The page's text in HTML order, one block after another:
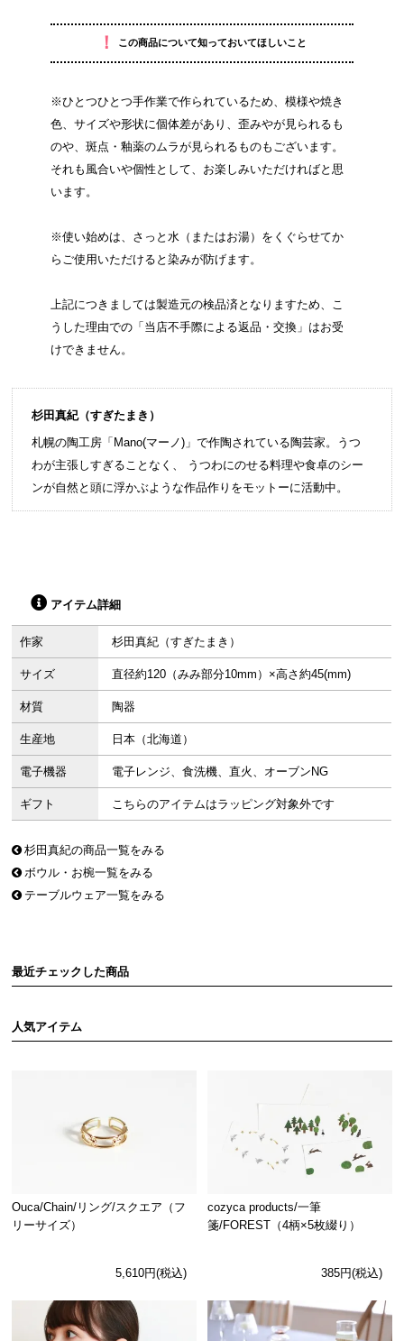
！ この商品について知っておいてほしいこと
※ひとつひとつ手作業で作られているため、模様や焼き
色、サイズや形状に個体差があり、歪みやが見られるも
のや、斑点・釉薬のムラが見られるものもございます。
それも風合いや個性として、お楽しみいただければと思
います。
※使い始めは、さっと水（またはお湯）をくぐらせてか
らご使用いただけると染みが防げます。
上記につきましては製造元の検品済となりますため、こ
うした理由での「当店不手際による返品・交換」はお受
けできません。
杉田真紀（すぎたまき）
札幌の陶工房「Mano(マーノ)」で作陶されている陶芸家。うつ
わが主張しすぎることなく、 うつわにのせる料理や食卓のシー
ンが自然と頭に浮かぶような作品作りをモットーに活動中。
アイテム詳細
作家 杉田真紀（すぎたまき）
サイズ 直径約120（みみ部分10mm）×高さ約45(mm)
材質 陶器
生産地 日本（北海道）
電子機器 電子レンジ、食洗機、直火、オーブンNG
ギフト こちらのアイテムはラッピング対象外です
杉田真紀の商品一覧をみる
ボウル・お椀一覧をみる
テーブルウェア一覧をみる
最近チェックした商品
人気アイテム
Ouca/Chain/リング/スクエア（フ
リーサイズ）
5,610円(税込)
cozyca products/一筆
箋/FOREST（4柄×5枚綴り）
385円(税込)